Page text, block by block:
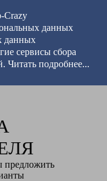
Crazy
данных
данных
сервисы сбора
Читать подробнее...
предложить